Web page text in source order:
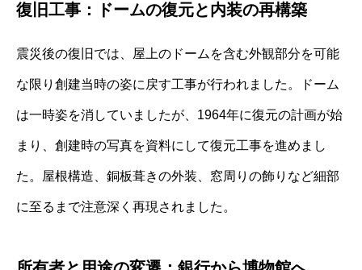
復旧工事：ドームの復元と内装の再構築
震災後の復旧では、屋上のドームを含む外観部分を可能
な限り創建当時の姿に戻す工事が行われました。ドーム
は一時姿を消していましたが、1964年に復元の計画が始
まり、創建時の写真を資料にして復元工事を進めまし
た。屋根構造、銅板葺きの外装、窓周りの飾りなど細部
に至るまで注意深く再現されました。